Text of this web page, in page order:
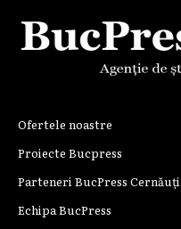
Ofertele noastre
Proiecte Bucpress
Parteneri BucPress Cernăuți
Echipa BucPress